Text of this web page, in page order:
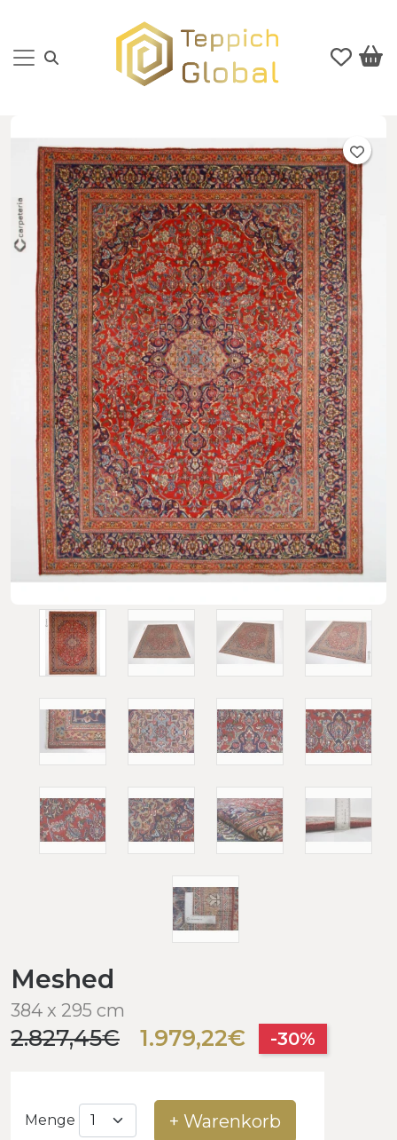
Meshed
384 x 295 cm
2.827,45€ 1.979,22€ -30%
Menge + Warenkorb